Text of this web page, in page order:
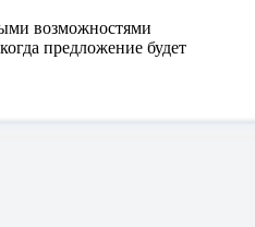
возможностями
предложение будет